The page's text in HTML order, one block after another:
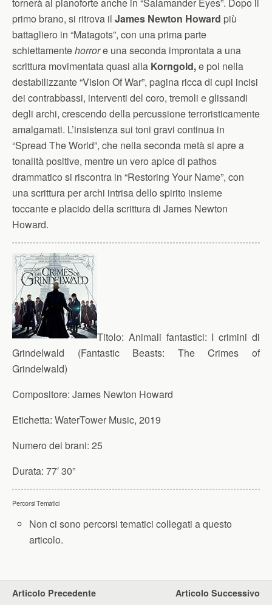
primo brano, si ritrova il James Newton Howard più
battagliero in “Matagots”, con una prima parte
schiettamentehorrore una seconda improntata a una
scrittura movimentata quasi alla Korngold,e poi nella
destabilizzante “Vision Of War”, pagina ricca di cupi incisi
dei contrabbassi, interventi del coro, tremoli e glissandi
degli archi, crescendo della percussione terroristicamente
amalgamati. L’insistenza sui toni gravi continua in
“Spread The World”, che nella seconda metà si apre a
tonalità positive, mentre un vero apice di pathos
drammatico si riscontra in “Restoring Your Name”, con
una scrittura per archi intrisa dello spirito insieme
toccante e placido della scrittura di James Newton
Howard.
Titolo: Animali fantastici: I crimini di
Grindelwald (Fantastic Beasts: The Crimes of
Grindelwald)
Compositore: James Newton Howard
Etichetta: WaterTower Music, 2019
Numero dei brani: 25
Durata: 77′ 30”
Percorsi Tematici
Non ci sono percorsi tematici collegati a questo
articolo.
Articolo Precedente Articolo Successivo